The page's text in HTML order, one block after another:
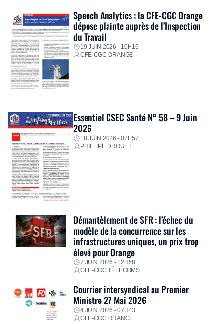
Speech Analytics : la CFE-CGC Orange
dépose plainte auprès de l’Inspection
du Travail
19 JUIN 2026 - 10H16
CFE-CGC ORANGE
Essentiel CSEC Santé N° 58 – 9 Juin
2026
18 JUIN 2026 - 07H57
PHILLIPE DROUET
Démantèlement de SFR : l’échec du
modèle de la concurrence sur les
infrastructures uniques, un prix trop
élevé pour Orange
7 JUIN 2026 - 12H58
CFE-CGC TÉLÉCOMS
Courrier intersyndical au Premier
Ministre 27 Mai 2026
4 JUIN 2026 - 07H43
CFE-CGC ORANGE